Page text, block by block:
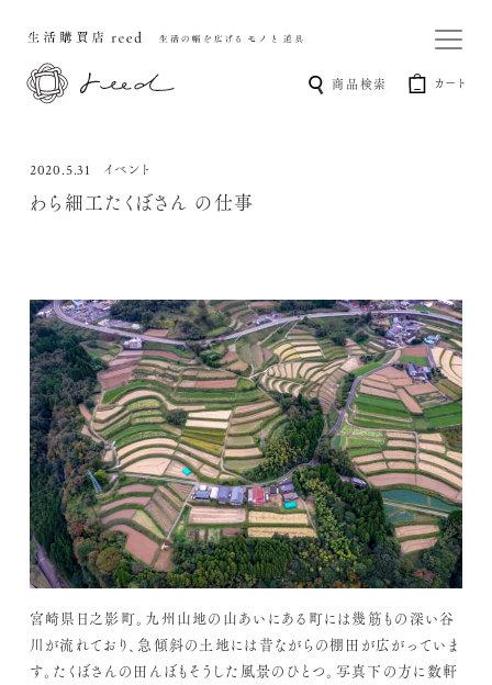
商品検索 カート
2020.5.31 イベント
わら細工たくぼさん の仕事
宮崎県日之影町。九州山地の山あいにある町には幾筋もの深い谷
川が流れており、急傾斜の土地には昔ながらの棚田が広がっていま
す。たくぼさんの田んぼもそうした風景のひとつ。写真下の方に数軒